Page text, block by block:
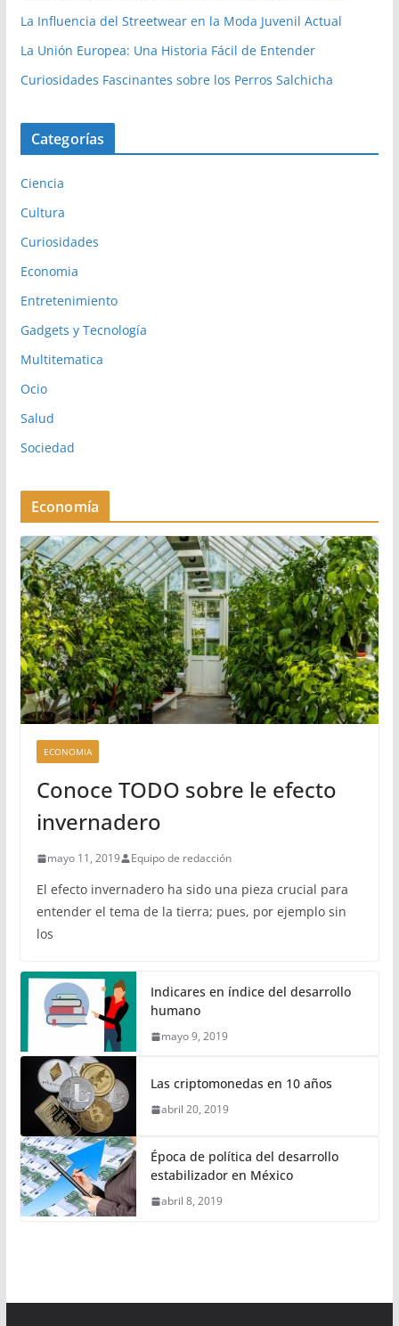
La Influencia del Streetwear en la Moda Juvenil Actual
La Unión Europea: Una Historia Fácil de Entender
Curiosidades Fascinantes sobre los Perros Salchicha
Categorías
Ciencia
Cultura
Curiosidades
Economia
Entretenimiento
Gadgets y Tecnología
Multitematica
Ocio
Salud
Sociedad
Economía
ECONOMIA
Conoce TODO sobre le efecto
invernadero
mayo 11, 2019 Equipo de redacción
El efecto invernadero ha sido una pieza crucial para
entender el tema de la tierra; pues, por ejemplo sin
los
Indicares en índice del desarrollo
humano
mayo 9, 2019
Las criptomonedas en 10 años
abril 20, 2019
Época de política del desarrollo
estabilizador en México
abril 8, 2019